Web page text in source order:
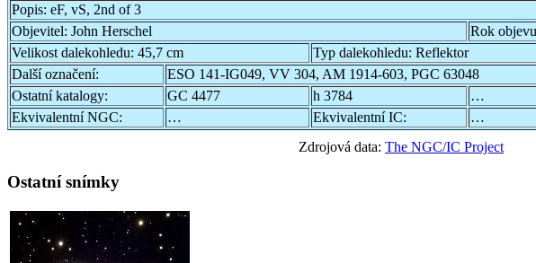
Popis: eF, vS, 2nd of 3
Objevitel: John Herschel Rok
Velikost dalekohledu: 45,7 cm Typ dalekohledu: Reflektor
Další označení:
ESO 141-IG049, VV 304, AM 1914-603, PGC 63048
Ostatní katalogy:
GC 4477 h 3784
…
Ekvivalentní NGC:
… Ekvivalentní IC:
…
Zdrojová data: The NGC/IC Project
Ostatní snímky